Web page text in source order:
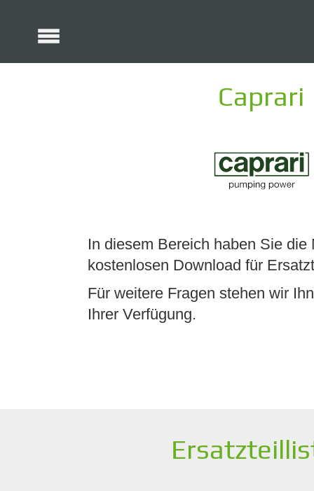
Caprari
In diesem Bereich haben Sie die
kostenlosen Download für
Für weitere Fragen stehen wir
Ihrer Verfügung.